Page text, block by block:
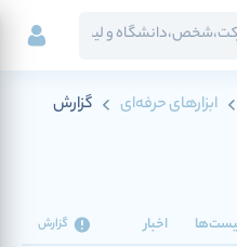
ابزارهای حرفه‌ای
گزارش
اخبار گزارش